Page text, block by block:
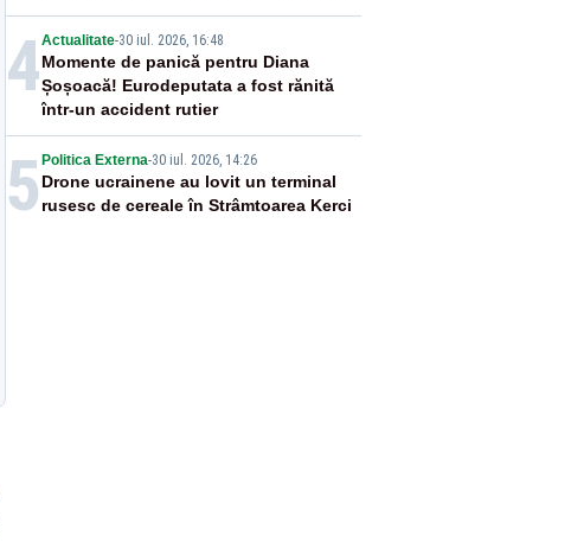
asupra lui Dominic Fritz
4Actualitate-30 iul. 2026, 16:48
Momente de panică pentru Diana
Șoșoacă! Eurodeputata a fost rănită
într-un accident rutier
5 Politica Externa-30 iul. 2026, 14:26
Drone ucrainene au lovit un terminal
rusesc de cereale în Strâmtoarea Kerci